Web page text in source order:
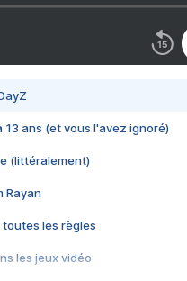
13 ans (et vous l'avez ignoré)
(littéralement)
Rayan
toutes les règles
les jeux vidéo